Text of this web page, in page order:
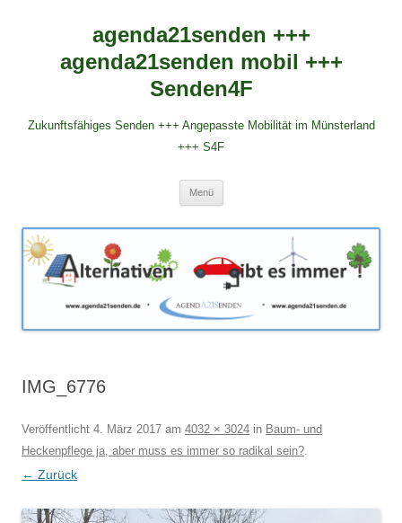
agenda21senden +++
agenda21senden mobil +++
Senden4F
Zukunftsfähiges Senden +++ Angepasste Mobilität im Münsterland
+++ S4F
Menü
IMG_6776
Veröffentlicht 4. März 2017 am 4032 × 3024 in Baum- und
Heckenpflege ja, aber muss es immer so radikal sein?
← Zurück